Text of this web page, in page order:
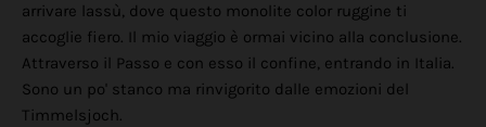
arrivare lassù, dove questo monolite color ruggine ti
accoglie fiero. Il mio viaggio è ormai vicino alla conclusione.
Attraverso il Passo e con esso il confine, entrando in Italia.
Sono un po' stanco ma rinvigorito dalle emozioni del
Timmelsjoch.